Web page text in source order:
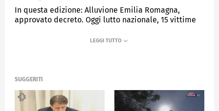
In questa edizione: Alluvione Emilia Romagna,
approvato decreto. Oggi lutto nazionale, 15 vittime
Commissione antimafia. Usa prendono distanze da
MEDIASET
SUGGERITI